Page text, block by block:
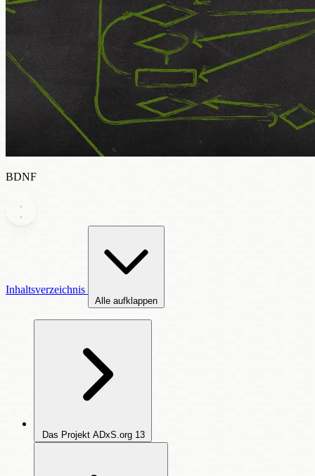
BDNF
Inhaltsverzeichnis
Alle aufklappen
Das Projekt ADxS.org 13